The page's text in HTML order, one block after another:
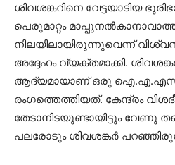
ശിവശങ്കറിനെ വേട്ടയാടിയ
പെരുമാറ്റം
നിലയിലായിരുന്നുവെന്ന്
അദ്ദേഹം വ്യക്തമാക്കി.
ആദ്യമായാണ് ഒരു
രംഗത്തെത്തിയത്. കേന്ദ്രം
തേടാനിടയുണ്ടായിട്ടും വേണു
പലരോടും ശിവശങ്കർ